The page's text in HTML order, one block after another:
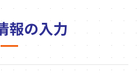
報の入力